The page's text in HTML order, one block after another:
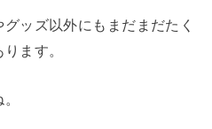
ッズ以外にもまだまだたく
ます。